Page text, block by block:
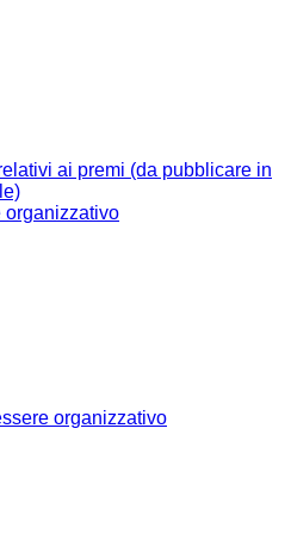
ai premi (da pubblicare in
organizzativo
organizzativo